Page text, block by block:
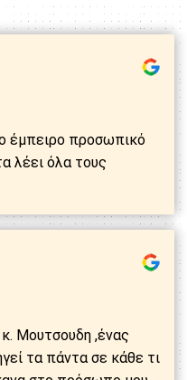
έμπειρο προσωπικό
λέει όλα τους
Μουτσουδη ,ένας
τα πάντα σε κάθε τι